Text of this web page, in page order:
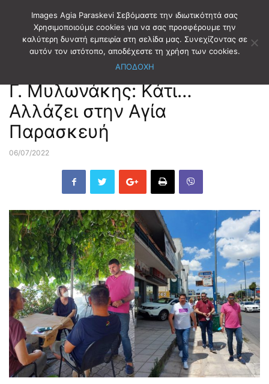
Αρχική ΠΑΡΑΤΑΞΕΙΣ Αλλάζουμε την Αγία Παρασκευή
Αλλάζουμε την Αγία Παρασκευή
Γ. Μυλωνάκης: Κάτι…
Αλλάζει στην Αγία
Παρασκευή
06/07/2022
Images Agia Paraskevi Σεβόμαστε την ιδιωτικότητά σας
Χρησιμοποιούμε cookies για να σας προσφέρουμε την
καλύτερη δυνατή εμπειρία στη σελίδα μας. Συνεχίζοντας σε
αυτόν τον ιστότοπο, αποδέχεστε τη χρήση των cookies.
ΑΠΟΔΟΧΗ